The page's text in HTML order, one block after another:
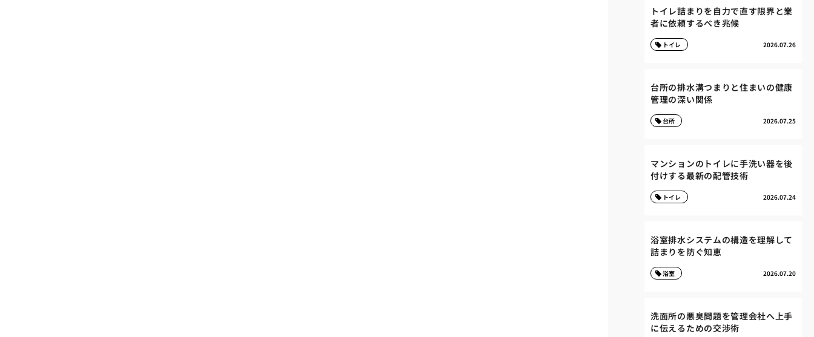
トイレ詰まりを自力で直す限界と業
者に依頼するべき兆候
2026.07.26
トイレ
台所の排水溝つまりと住まいの健康
管理の深い関係
2026.07.25
台所
マンションのトイレに手洗い器を後
付けする最新の配管技術
2026.07.24
トイレ
浴室排水システムの構造を理解して
詰まりを防ぐ知恵
2026.07.20
浴室
洗面所の悪臭問題を管理会社へ上手
に伝えるための交渉術